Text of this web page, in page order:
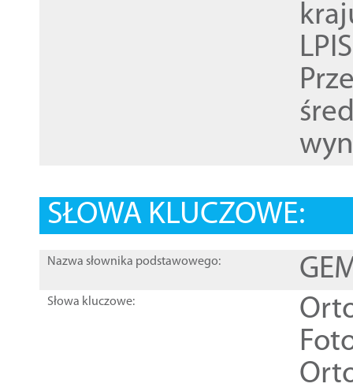
SŁOWA KLUCZOWE:
Nazwa słownika podstawowego:
Słowa kluczowe: